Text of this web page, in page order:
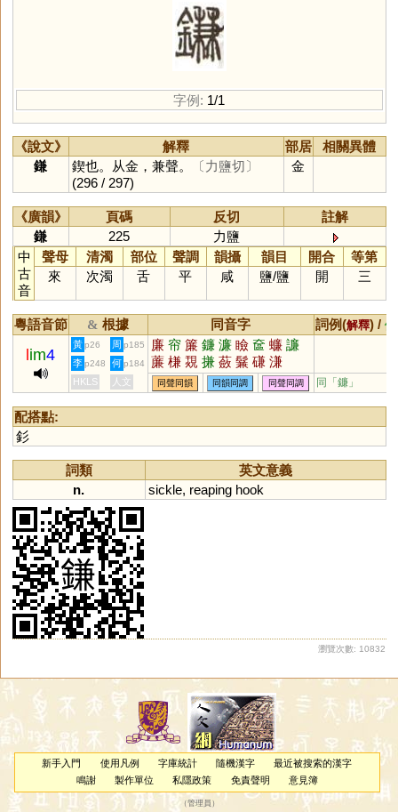
字例: 1/1
《說文》 解釋 部居
相關異體
鎌
鍥也。从金，兼聲。
〔力鹽切〕
(296 / 297)
金
《廣韻》 頁碼 反切
註解
鎌
225
力鹽
中
古
音
聲母 清濁 部位 聲調 韻攝 韻目 開合
等第
來
次濁 舌 平 咸 鹽/鹽 開 三
粵語音節 & 根據 同音字 詞例(解釋) /
im4
黃 p26 周 p185 廉 帘 簾 鐮 濂 瞼 奩 蠊 譧
薕 槏 覝 搛 蘞 鬑 磏 溓
李 p248 何 p184
HKLS 人文 同聲同韻 同韻同調 同聲同調 同「鐮 」
配搭點:
釤
詞類
英文意義
n.
sickle, reaping hook
瀏覽次數: 10832
新手入門 使用凡例 字庫統計 隨機漢字
最近被搜索的漢字
鳴謝
製作單位 私隱政策 免責聲明 意見簿
（管理員 ）